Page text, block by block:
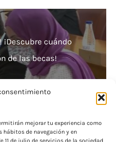
mejorar tu experiencia como
hábitos de navegación y en
de julio de servicios de la sociedad
cuándo
de las becas!